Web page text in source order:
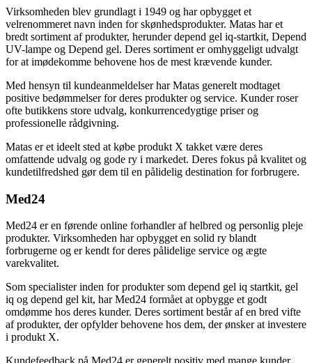
Virksomheden blev grundlagt i 1949 og har opbygget et
velrenommeret navn inden for skønhedsprodukter. Matas har et
bredt sortiment af produkter, herunder depend gel iq-startkit, Depend
UV-lampe og Depend gel. Deres sortiment er omhyggeligt udvalgt
for at imødekomme behovene hos de mest krævende kunder.
Med hensyn til kundeanmeldelser har Matas generelt modtaget
positive bedømmelser for deres produkter og service. Kunder roser
ofte butikkens store udvalg, konkurrencedygtige priser og
professionelle rådgivning.
Matas er et ideelt sted at købe produkt X takket være deres
omfattende udvalg og gode ry i markedet. Deres fokus på kvalitet og
kundetilfredshed gør dem til en pålidelig destination for forbrugere.
Med24
Med24 er en førende online forhandler af helbred og personlig pleje
produkter. Virksomheden har opbygget en solid ry blandt
forbrugerne og er kendt for deres pålidelige service og ægte
varekvalitet.
Som specialister inden for produkter som depend gel iq startkit, gel
iq og depend gel kit, har Med24 formået at opbygge et godt
omdømme hos deres kunder. Deres sortiment består af en bred vifte
af produkter, der opfylder behovene hos dem, der ønsker at investere
i produkt X.